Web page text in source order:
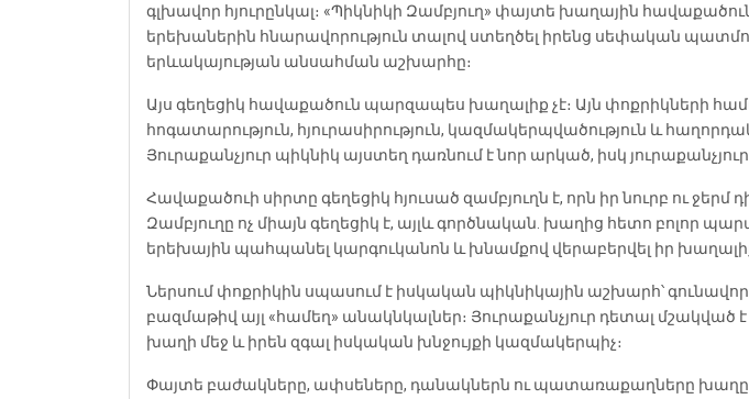
գլխավոր հյուրընկալ։ «Պիկնիկի Զամբյուղ» փայտե խաղային
երեխաներին հնարավորություն տալով ստեղծել իրենց սեփական
երևակայության անսահման աշխարհը։
Այս գեղեցիկ հավաքածուն պարզապես խաղալիք չէ։ Այն փոքրիկների
հոգատարություն, հյուրասիրություն, կազմակերպվածություն և
Յուրաքանչյուր պիկնիկ այստեղ դառնում է նոր արկած, իսկ
Հավաքածուի սիրտը գեղեցիկ հյուսած զամբյուղն է, որն իր նուրբ ու
Զամբյուղը ոչ միայն գեղեցիկ է, այլև գործնական․ խաղից հետո բոլոր
երեխային պահպանել կարգուկանոն և խնամքով վերաբերվել իր
Ներսում փոքրիկին սպասում է իսկական պիկնիկային աշխարհ՝
բազմաթիվ այլ «համեղ» անակնկալներ։ Յուրաքանչյուր դետալ
խաղի մեջ և իրեն զգալ իսկական խնջույքի կազմակերպիչ։
Փայտե բաժակները, ափսեները, դանակներն ու պատառաքաղները խաղը